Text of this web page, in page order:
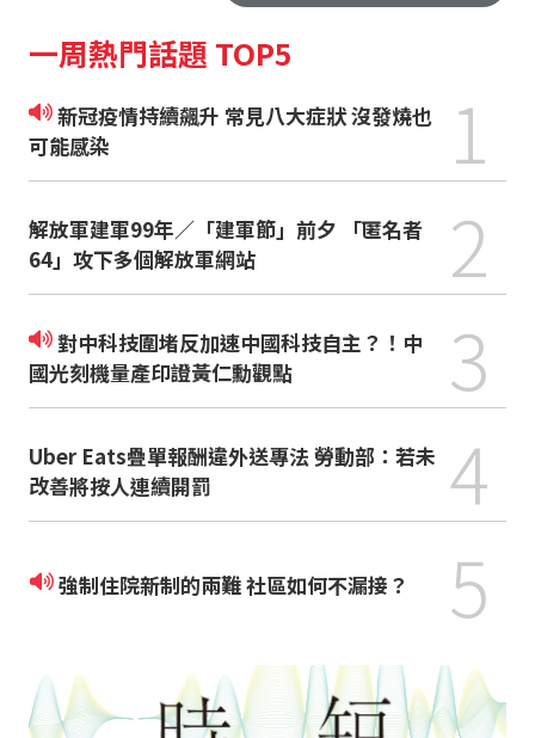
一周熱門話題 TOP5
新冠疫情持續飆升 常見八大症狀 沒發燒也
可能感染
1
解放軍建軍99年／「建軍節」前夕 「匿名者
64」攻下多個解放軍網站
2
對中科技圍堵反加速中國科技自主？！中
國光刻機量產印證黃仁勳觀點
3
Uber Eats疊單報酬違外送專法 勞動部：若未
改善將按人連續開罰
4
強制住院新制的兩難 社區如何不漏接？ 5